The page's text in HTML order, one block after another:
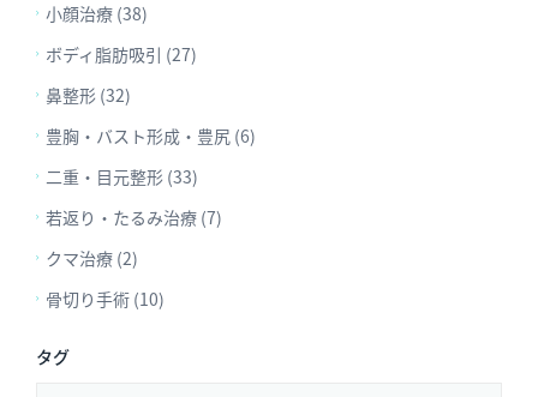
小顔治療 (38)
ボディ脂肪吸引 (27)
鼻整形 (32)
豊胸・バスト形成・豊尻 (6)
二重・目元整形 (33)
若返り・たるみ治療 (7)
クマ治療 (2)
骨切り手術 (10)
タグ